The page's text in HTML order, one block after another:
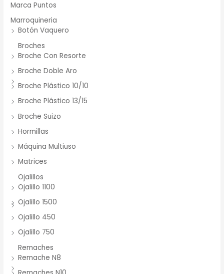
Marca Puntos
Marroquineria
Botón Vaquero
Broches
Broche Con Resorte
Broche Doble Aro
Broche Plástico 10/10
Broche Plástico 13/15
Broche Suizo
Hormillas
Máquina Multiuso
Matrices
Ojalillos
Ojalillo 1100
Ojalillo 1500
Ojalillo 450
Ojalillo 750
Remaches
Remache N8